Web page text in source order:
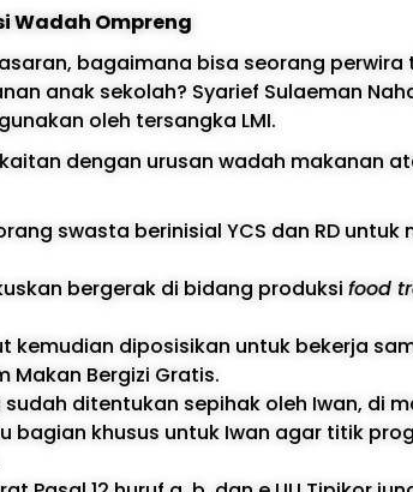
Wadah Ompreng
bagaimana bisa seorang
anak sekolah? Syarief Sulaeman
oleh tersangka LMI.
dengan urusan wadah makanan
swasta berinisial YCS dan RD untuk
bergerak di bidang produksi food
kemudian diposisikan untuk bekerja
Bergizi Gratis.
ditentukan sepihak oleh Iwan, di
bagian khusus untuk Iwan agar titik